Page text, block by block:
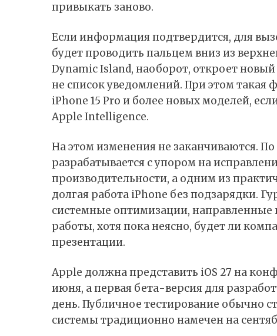
привыкать заново.
Если информация подтвердится, для
будет проводить пальцем вниз из
Dynamic Island, наоборот, откроет
не список уведомлений. При этом такая
iPhone 15 Pro и более новых моделей,
Apple Intelligence.
На этом изменения не заканчиваются. По
разрабатывается с упором на
производительности, а одним из
долгая работа iPhone без подзарядки.
системные оптимизации,
работы, хотя пока неясно, будет ли
презентации.
Apple должна представить iOS 27 на
июня, а первая бета-версия для
день. Публичное тестирование обычно
системы традиционно намечен на